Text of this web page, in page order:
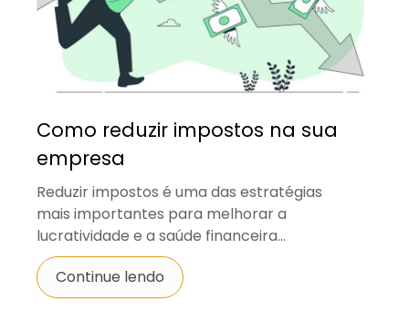
Como reduzir impostos na sua
empresa
Reduzir impostos é uma das estratégias
mais importantes para melhorar a
lucratividade e a saúde financeira...
Continue lendo